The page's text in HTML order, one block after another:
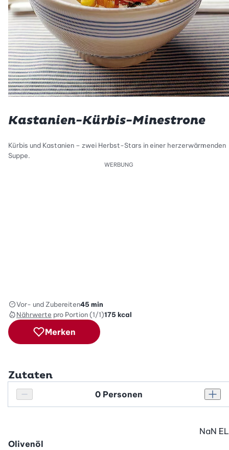
Kastanien-Kürbis-Minestrone
Kürbis und Kastanien – zwei Herbst-Stars in einer herzerwärmenden
Suppe.
WERBUNG
Vor- und Zubereiten45 min
Nährwerte pro Portion (1/1)175 kcal
Merken
Zutaten
Personenanzahl verringern
Personenanzahl
Olivenöl
NaN EL